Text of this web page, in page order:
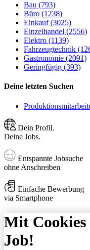
Bau (793)
Büro (1238)
Einkauf (3025)
Einzelhandel (2556)
Elektro (1139)
Fahrzeugtechnik
Gastronomie (2091)
Geringfügig (393)
Deine letzten Suchen
Dein Profil.
Deine Jobs.
Entspannte Jobsuche
ohne Anschreiben
Einfache Bewerbung
via Smartphone
Mit
Job!